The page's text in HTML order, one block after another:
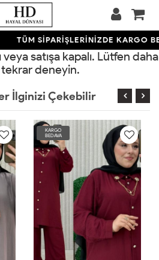
TÜM SİPARİŞLERİNİZDE KARGO
satışa kapalı. Lütfen daha
deneyin.
İlginizi Çekebilir
KARGO
BEDAVA